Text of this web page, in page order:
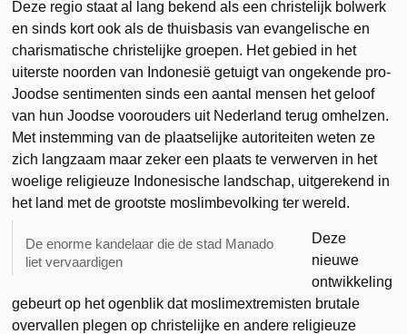
Deze regio staat al lang bekend als een christelijk bolwerk
en sinds kort ook als de thuisbasis van evangelische en
charismatische christelijke groepen. Het gebied in het
uiterste noorden van Indonesië getuigt van ongekende pro-
Joodse sentimenten sinds een aantal mensen het geloof
van hun Joodse voorouders uit Nederland terug omhelzen.
Met instemming van de plaatselijke autoriteiten weten ze
zich langzaam maar zeker een plaats te verwerven in het
woelige religieuze Indonesische landschap, uitgerekend in
het land met de grootste moslimbevolking ter wereld.
De enorme kandelaar die de stad Manado
liet vervaardigen
Deze
nieuwe
ontwikkeling
gebeurt op het ogenblik dat moslimextremisten brutale
overvallen plegen op christelijke en andere religieuze